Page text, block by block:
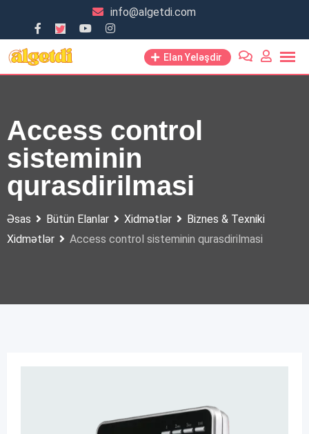
content
info@algetdi.com
Elan Yeləşdir
Access control
sisteminin
qurasdirilmasi
Əsas Bütün Elanlar Xidmətlər
Biznes & Texniki
Xidmətlər
Access control sisteminin qurasdirilmasi